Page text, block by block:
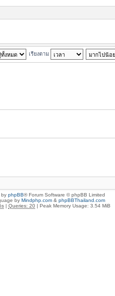
เรียงตาม
by phpBB® Forum Software © phpBB Limited
by Mindphp.com& phpBBThailand.com
| Queries: 20| Peak Memory Usage: 3.54 MiB